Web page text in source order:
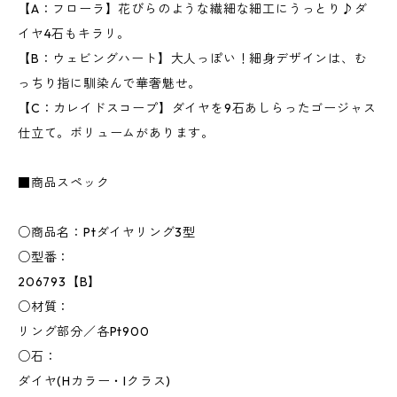
【A：フローラ】花びらのような繊細な細工にうっとり♪ダ
イヤ4石もキラリ。
【B：ウェビングハート】大人っぽい！細身デザインは、む
っちり指に馴染んで華奢魅せ。
【C：カレイドスコープ】ダイヤを9石あしらったゴージャス
仕立て。ボリュームがあります。
■商品スペック
○商品名：Ptダイヤリング3型
○型番：
206793【B】
○材質：
リング部分／各Pt900
○石：
ダイヤ(Hカラー・Iクラス)